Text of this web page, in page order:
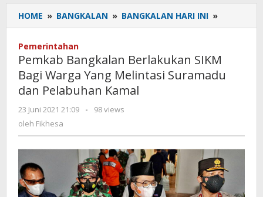
HOME » BANGKALAN » BANGKALAN HARI INI »
Bagi
Warga
Kamal
Pemerintahan
Pemkab Bangkalan Berlakukan SIKM
Bagi Warga Yang Melintasi Suramadu
dan Pelabuhan Kamal
23 Juni 2021 21:09
oleh
-
98 views
oleh Fikhesa